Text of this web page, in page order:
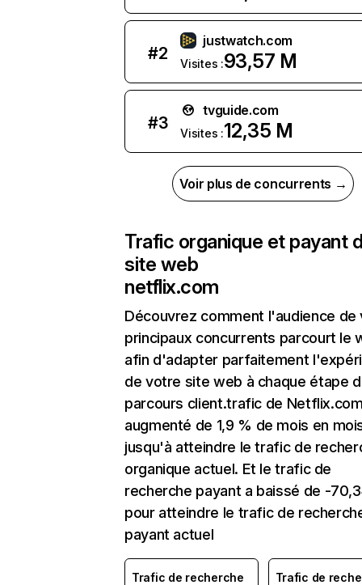
#2
justwatch.com
Visites :93,57 M
#3
tvguide.com
Visites :12,35 M
Voir plus de concurrents →
Trafic organique et payant
site web
netflix.com
Découvrez comment l'audience de
principaux concurrents parcourt le
afin d'adapter parfaitement
de votre site web à chaque étape
parcours client.trafic de
augmenté de 1,9 % de mois en
jusqu'à atteindre le trafic de
organique actuel. Et le trafic de
recherche payant a baissé de -
pour atteindre le trafic de
payant actuel
Trafic de recherche
Trafic de